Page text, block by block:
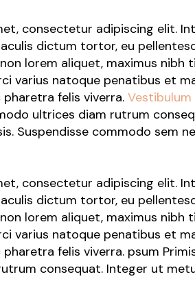
PAFF Institute
Awards Brunch
consectetur adipiscing elit.
dictum tortor, eu
lorem aliquet, maximus
varius natoque penatibus et
felis viverra.
ultrices diam rutrum
Suspendisse commodo sem
consectetur adipiscing elit.
dictum tortor, eu
lorem aliquet, maximus nibh
varius natoque penatibus et
felis viverra. psum
consequat. Integer ut